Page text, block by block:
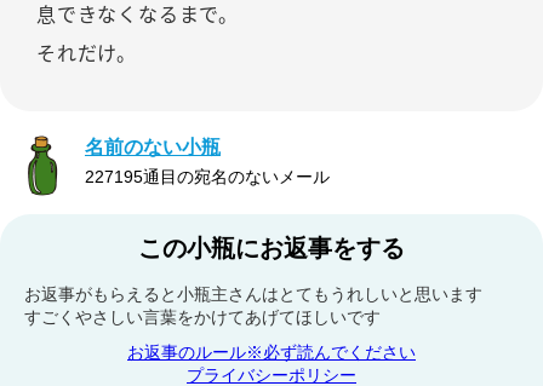
息できなくなるまで。
それだけ。
名前のない小瓶
227195通目の宛名のないメール
この小瓶にお返事をする
お返事がもらえると小瓶主さんはとてもうれしいと思います
すごくやさしい言葉をかけてあげてほしいです
お返事のルール※必ず読んでください
プライバシーポリシー